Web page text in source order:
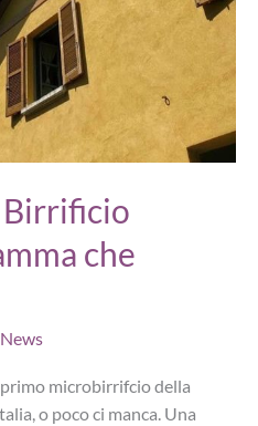
Birrificio
che
microbirrifcio della
o poco ci manca. Una